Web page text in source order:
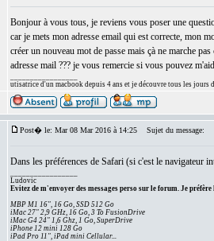
Bonjour à vous tous, je reviens vous poser une
car je mets mon adresse email qui est correcte, mon
créer un nouveau mot de passe mais çà ne marche
adresse mail ??? je vous remercie si vous pouvez
utisatrice d'un macbook depuis 4 ans et je découvre tous les jours
Post� le: Mar 08 Mar 2016 à 14:25 Sujet du message:
Dans les préférences de Safari (si c'est le navigateur
Ludovic
Evitez de m'envoyer des messages perso sur le forum. Je préfère
MBP M1 16", 16 Go, SSD 512 Go
iMac 27" 2,9 GHz, 16 Go, 3 To FusionDrive
iMac G4 24" 1,6 Ghz, 1 Go, SuperDrive
iPhone 12 mini 128 Go
iPad Pro 11", iPad mini Cellular...